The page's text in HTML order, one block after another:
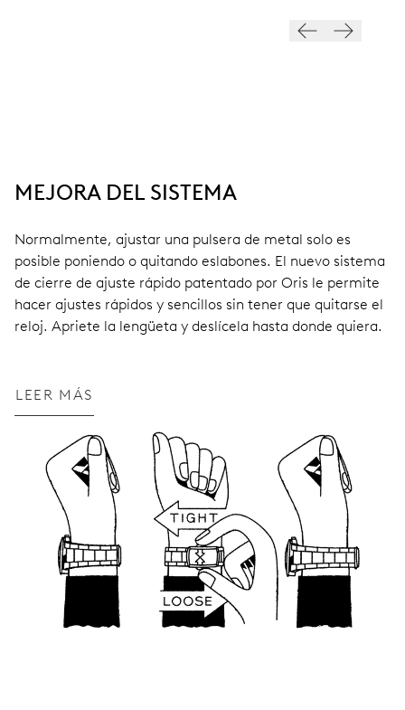
MEJORA DEL SISTEMA
Normalmente, ajustar una pulsera de metal solo es
posible poniendo o quitando eslabones. El nuevo sistema
de cierre de ajuste rápido patentado por Oris le permite
hacer ajustes rápidos y sencillos sin tener que quitarse el
reloj. Apriete la lengüeta y deslícela hasta donde quiera.
LEER MÁS